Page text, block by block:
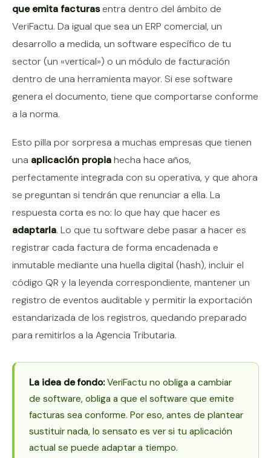
que emita facturasentra dentro del ámbito de
VeriFactu. Da igual que sea un ERP comercial, un
desarrollo a medida, un software específico de tu
sector (un «vertical») o un módulo de facturación
dentro de una herramienta mayor. Si ese software
genera el documento, tiene que comportarse conforme
a la norma.
Esto pilla por sorpresa a muchas empresas que tienen
una aplicación propiahecha hace años,
perfectamente integrada con su operativa, y que ahora
se preguntan si tendrán que renunciar a ella. La
respuesta corta es no: lo que hay que hacer es
adaptarla. Lo que tu software debe pasar a hacer es
registrar cada factura de forma encadenada e
inmutable mediante una huella digital (hash), incluir el
código QR y la leyenda correspondiente, mantener un
registro de eventos auditable y permitir la exportación
estandarizada de los registros, quedando preparado
para remitirlos a la Agencia Tributaria.
La idea de fondo:VeriFactu no obliga a cambiar
de software, obliga a que el software que emite
facturas sea conforme. Por eso, antes de plantear
sustituir nada, lo sensato es ver si tu aplicación
actual se puede adaptar a tiempo.